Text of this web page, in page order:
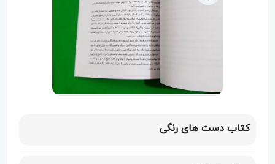
کتاب دست های رنگی